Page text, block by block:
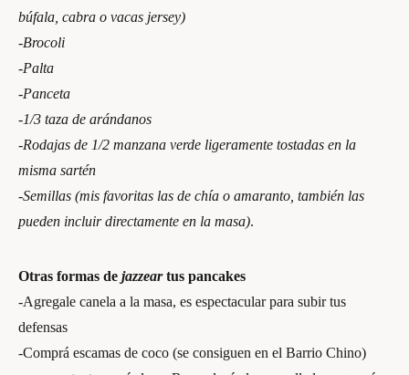
búfala, cabra o vacas jersey)
-Brocoli
-Palta
-Panceta
-1/3 taza de arándanos
-Rodajas de 1/2 manzana verde ligeramente tostadas en la
misma sartén
-Semillas (mis favoritas las de chía o amaranto, también las
pueden incluir directamente en la masa).
Otras formas de jazzeartus pancakes
-Agregale canela a la masa, es espectacular para subir tus
defensas
-Comprá escamas de coco (se consiguen en el Barrio Chino)